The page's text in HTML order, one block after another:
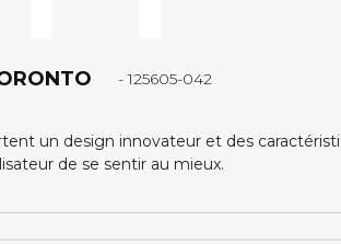
- 125605-042
un design innovateur et des
de se sentir au mieux.